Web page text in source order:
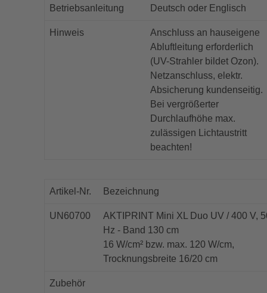
Betriebsanleitung Deutsch oder Englisch
Hinweis
Anschluss an hauseigene
Abluftleitung erforderlich
(UV-Strahler bildet Ozon).
Netzanschluss, elektr.
Absicherung kundenseitig.
Bei vergrößerter
Durchlaufhöhe max.
zulässigen Lichtaustritt
beachten!
Artikel-Nr. Bezeichnung
UN60700
AKTIPRINT Mini XL Duo UV / 400 V,
Hz - Band 130 cm
16 W/cm² bzw. max. 120 W/cm,
Trocknungsbreite 16/20 cm
Zubehör